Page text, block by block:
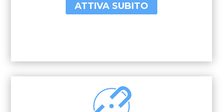
ATTIVA SUBITO